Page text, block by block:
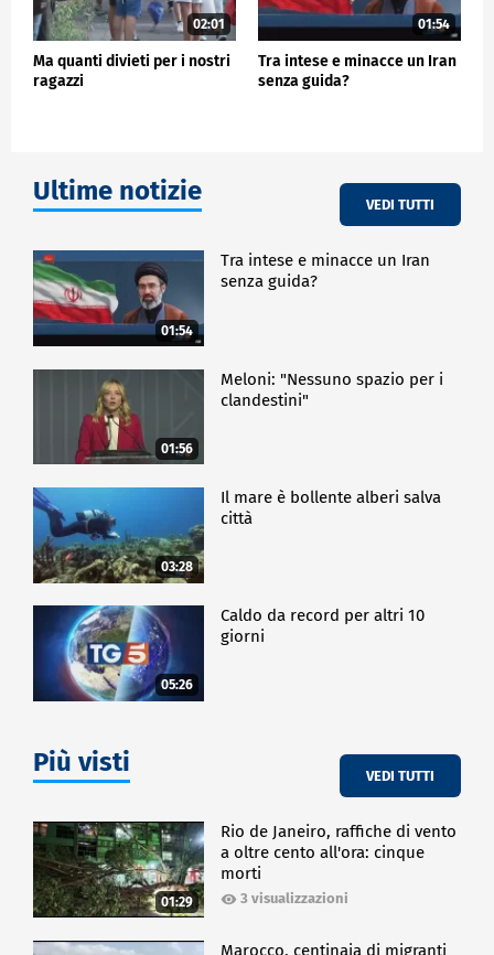
02:01
Ma quanti divieti per i nostri
ragazzi
01:54
Tra intese e minacce un Iran
senza guida?
Ultime notizie VEDI TUTTI
01:54
Tra intese e minacce un Iran
senza guida?
01:56
Meloni: "Nessuno spazio per i
clandestini"
03:28
Il mare è bollente alberi salva
città
05:26
Caldo da record per altri 10
giorni
Più visti VEDI TUTTI
01:29
Rio de Janeiro, raffiche di vento
a oltre cento all'ora: cinque
morti
3 visualizzazioni
Marocco, centinaia di migranti